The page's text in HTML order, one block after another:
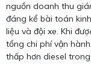
nguồn doanh thu
đáng kể bài toán
liệu và đội xe. Khi
tổng chi phí vận
thấp hơn diesel